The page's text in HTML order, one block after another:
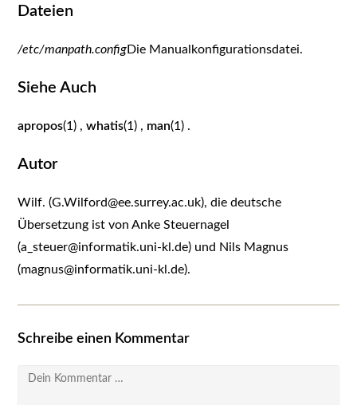
Dateien
/etc/manpath.configDie Manualkonfigurationsdatei.
Siehe Auch
apropos(1) ,whatis(1) , man(1) .
Autor
Wilf. (G.Wilford@ee.surrey.ac.uk), die deutsche
Übersetzung ist von Anke Steuernagel
(a_steuer@informatik.uni-kl.de) und Nils Magnus
(magnus@informatik.uni-kl.de).
Schreibe einen Kommentar
Kommentar